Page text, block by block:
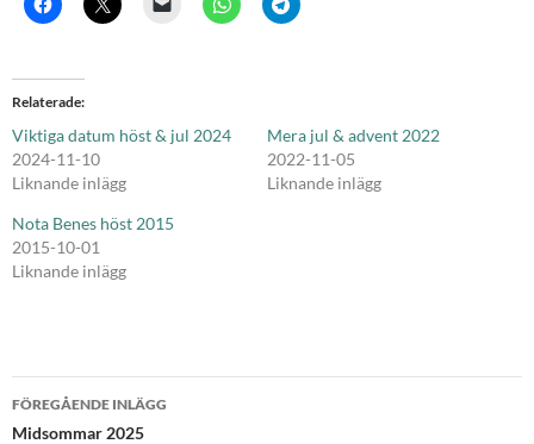
Relaterade
Viktiga datum höst & jul 2024
2024-11-10
Liknande inlägg
Mera jul & advent 2022
2022-11-05
Liknande inlägg
Nota Benes höst 2015
2015-10-01
Liknande inlägg
Inläggsnavigering
FÖREGÅENDE INLÄGG
Midsommar 2025